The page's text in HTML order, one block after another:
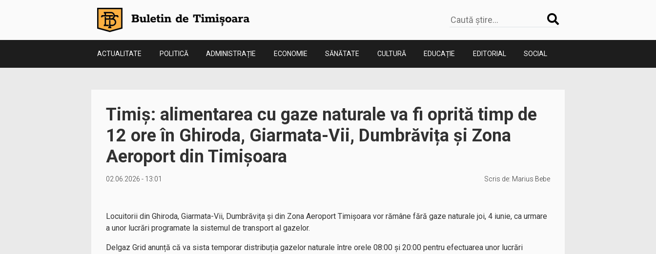
ACTUALITATE POLITICĂ ADMINISTRAȚIE ECONOMIE SĂNĂTATE CULTURĂ EDUCAȚIE EDITORIAL SOCIAL
Timiș: alimentarea cu gaze naturale va fi oprită timp de
12 ore în Ghiroda, Giarmata-Vii, Dumbrăvița și Zona
Aeroport din Timișoara
02.06.2026 - 13:01 Scris de: Marius Bebe
Locuitorii din Ghiroda, Giarmata-Vii, Dumbrăvița și din Zona Aeroport Timișoara vor rămâne fără gaze naturale joi, 4 iunie, ca urmare
a unor lucrări programate la sistemul de transport al gazelor.
Delgaz Grid anunță că va sista temporar distribuția gazelor naturale între orele 08:00 și 20:00 pentru efectuarea unor lucrări